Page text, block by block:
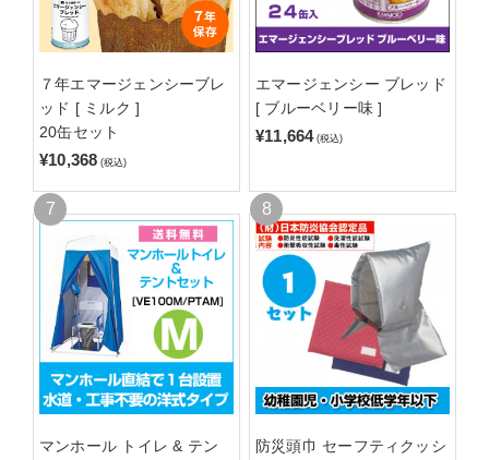
７年エマージェンシーブレ
ッド [ ミルク ]
20缶セット
¥10,368 (税込)
エマージェンシー ブレッド
[ ブルーベリー味 ]
¥11,664 (税込)
マンホール トイレ & テン
防災頭巾 セーフティクッシ